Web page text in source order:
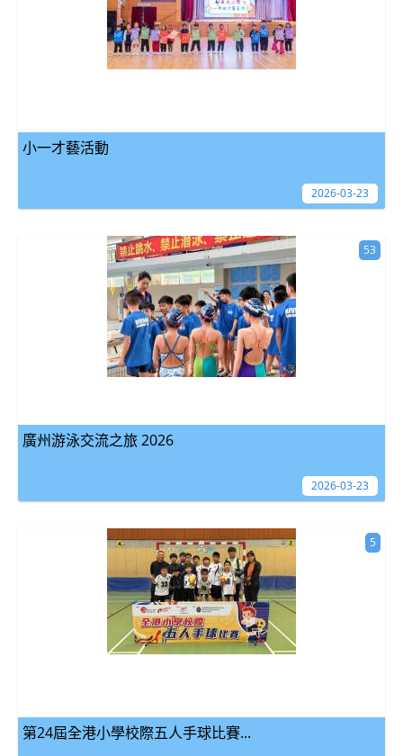
小一才藝活動
2026-03-23
廣州游泳交流之旅 2026
53
2026-03-23
第24屆全港小學校際五人手球比賽...
5